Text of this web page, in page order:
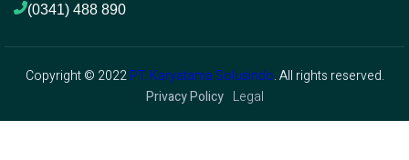
(0341) 488 890
Copyright © 2022PT. Karyatama Solusindo. All rights reserved.
Privacy Policy Legal